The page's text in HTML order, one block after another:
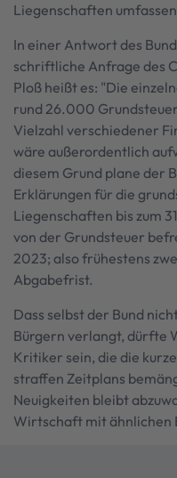
Liegenschaften
In einer Antwort des
schriftliche Anfrage des
Ploß heißt es: "Die
rund 26.000
Vielzahl verschiedener
wäre außerordentlich
diesem Grund plane der
Erklärungen für die
Liegenschaften bis zum
von der Grundsteuer
2023; also frühestens
Abgabefrist.
Dass selbst der Bund
Bürgern verlangt, dürfte
Kritiker sein, die die
straffen Zeitplans
Neuigkeiten bleibt
Wirtschaft mit ähnlichen